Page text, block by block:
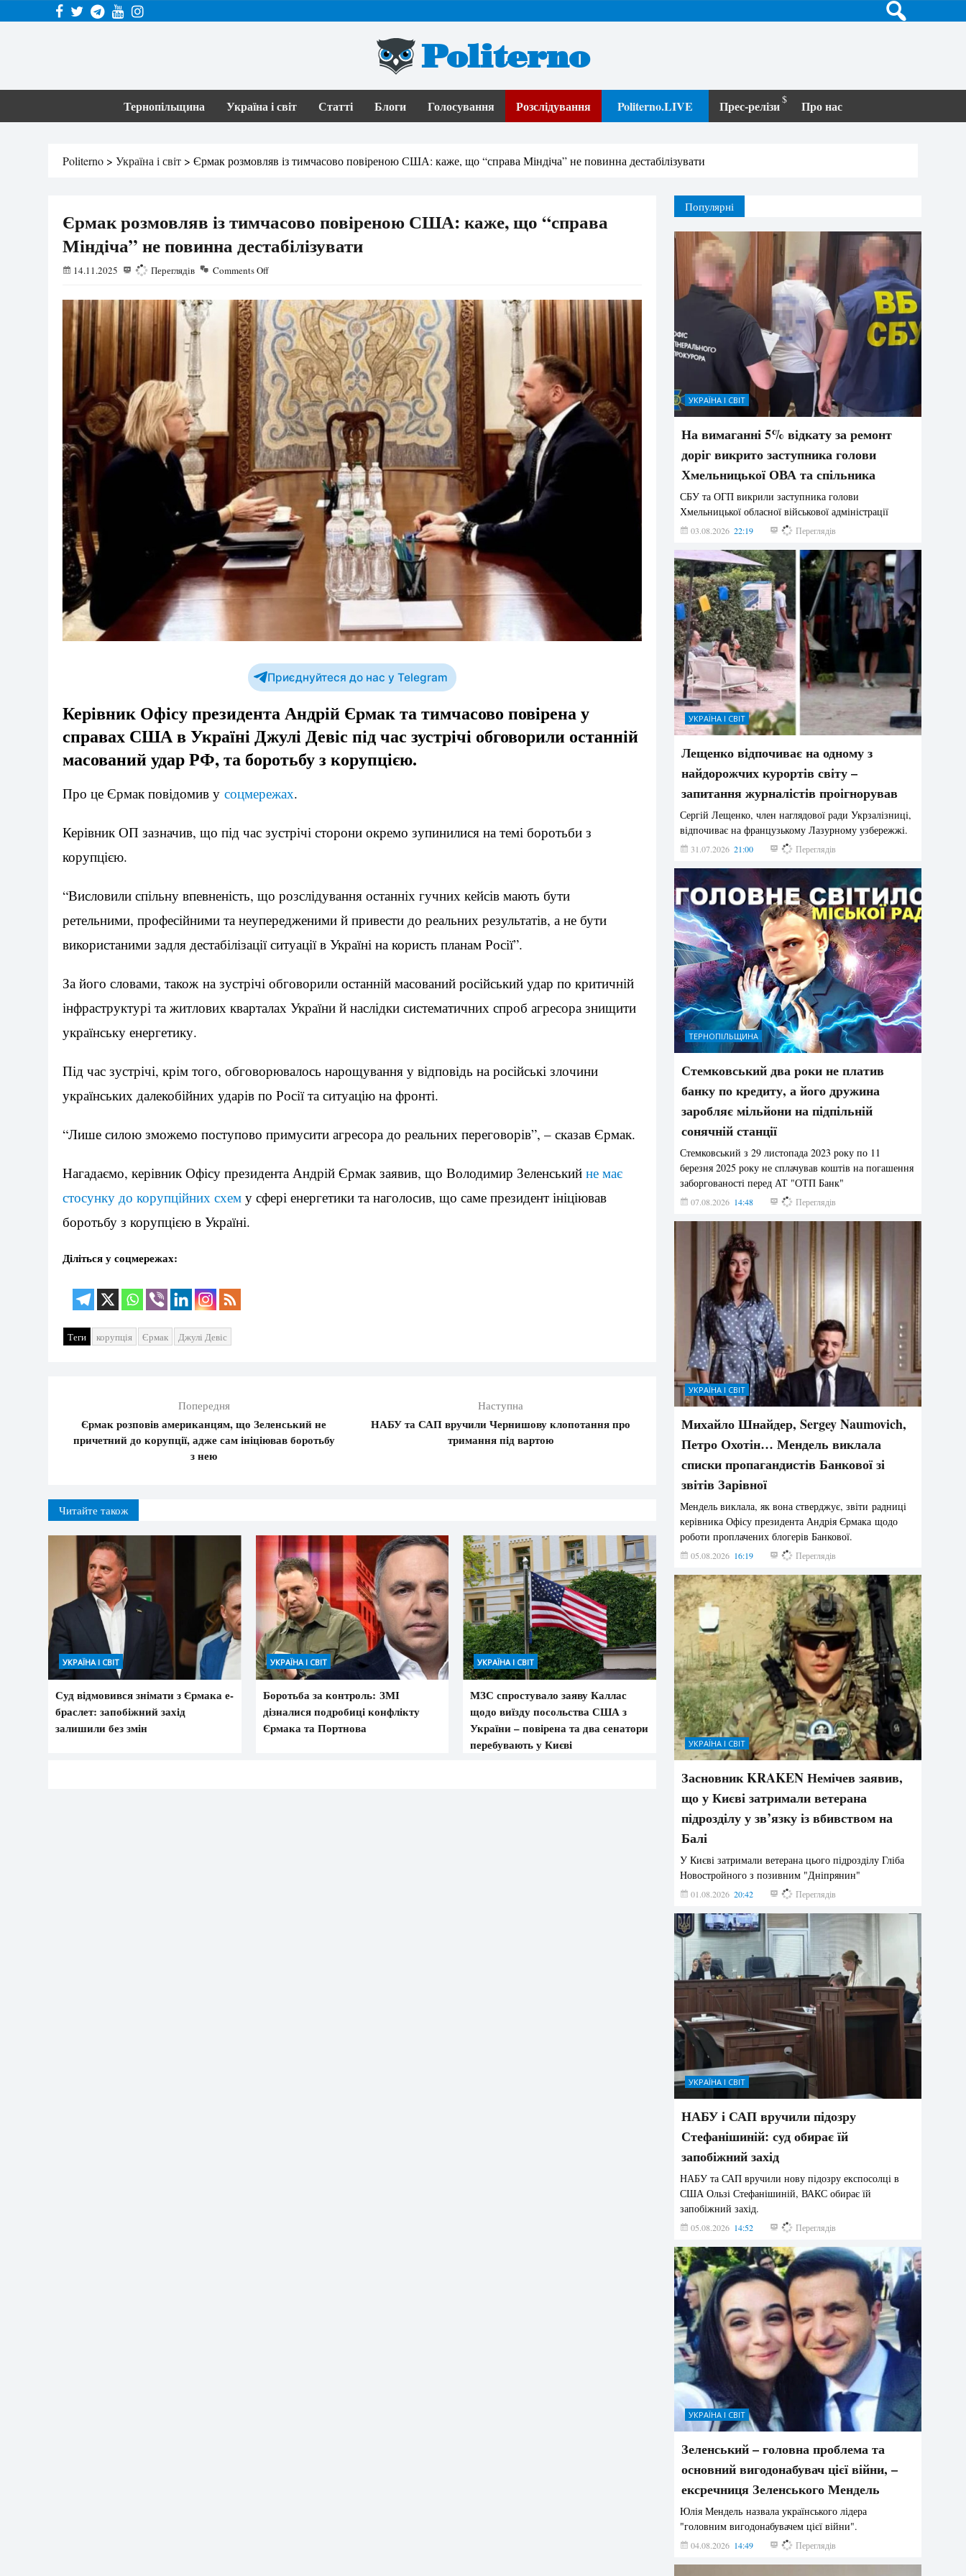
Politerno
Тернопільщина Україна і світ Статті Блоги Голосування Розслідування Politerno.LIVE Прес-релізи Про нас
Politerno > Україна і світ > Єрмак розмовляв із тимчасово повіреною США: каже, що “справа Міндіча” не повинна дестабілізувати
Єрмак розмовляв із тимчасово повіреною США: каже, що “справа
Міндіча” не повинна дестабілізувати
14.11.2025 772 Переглядів Comments Off
Приєднуйтеся до нас у Telegram
Керівник Офісу президента Андрій Єрмак та тимчасово повірена у
справах США в Україні Джулі Девіс під час зустрічі обговорили останній
масований удар РФ, та боротьбу з корупцією.
Про це Єрмак повідомив у соцмережах.
Керівник ОП зазначив, що під час зустрічі сторони окремо зупинилися на темі боротьби з
корупцією.
“Висловили спільну впевненість, що розслідування останніх гучних кейсів мають бути
ретельними, професійними та неупередженими й привести до реальних результатів, а не бути
використаними задля дестабілізації ситуації в Україні на користь планам Росії”.
За його словами, також на зустрічі обговорили останній масований російський удар по критичній
інфраструктурі та житлових кварталах України й наслідки систематичних спроб агресора знищити
українську енергетику.
Під час зустрічі, крім того, обговорювалось нарощування у відповідь на російські злочини
українських далекобійних ударів по Росії та ситуацію на фронті.
“Лише силою зможемо поступово примусити агресора до реальних переговорів”, – сказав Єрмак.
Нагадаємо, керівник Офісу президента Андрій Єрмак заявив, що Володимир Зеленський не має
стосунку до корупційних схем у сфері енергетики та наголосив, що саме президент ініціював
боротьбу з корупцією в Україні.
Діліться у соцмережах:
Теги корупція Єрмак Джулі Девіс
Попередня
Єрмак розповів американцям, що Зеленський не
причетний до корупції, адже сам ініціював боротьбу
з нею
Наступна
НАБУ та САП вручили Чернишову клопотання про
тримання під вартою
Читайте також
УКРАЇНА І СВІТ
Суд відмовився знімати з Єрмака е-
браслет: запобіжний захід
залишили без змін
УКРАЇНА І СВІТ
Боротьба за контроль: ЗМІ
дізналися подробиці конфлікту
Єрмака та Портнова
УКРАЇНА І СВІТ
МЗС спростувало заяву Каллас
щодо виїзду посольства США з
України – повірена та два сенатори
перебувають у Києві
Популярні
УКРАЇНА І СВІТ
На вимаганні 5% відкату за ремонт
доріг викрито заступника голови
Хмельницької ОВА та спільника
СБУ та ОГП викрили заступника голови
Хмельницької обласної військової адміністрації
03.08.2026 22:19 862 Переглядів
УКРАЇНА І СВІТ
Лещенко відпочиває на одному з
найдорожчих курортів світу –
запитання журналістів проігнорував
Сергій Лещенко, член наглядової ради Укрзалізниці,
відпочиває на французькому Лазурному узбережжі.
31.07.2026 21:00 223 Переглядів
ТЕРНОПІЛЬЩИНА
Стемковський два роки не платив
банку по кредиту, а його дружина
заробляє мільйони на підпільній
сонячній станції
Стемковський з 29 листопада 2023 року по 11
березня 2025 року не сплачував коштів на погашення
заборгованості перед АТ "ОТП Банк"
07.08.2026 14:48 220 Переглядів
УКРАЇНА І СВІТ
Михайло Шнайдер, Sergey Naumovich,
Петро Охотін… Мендель виклала
списки пропагандистів Банкової зі
звітів Зарівної
Мендель виклала, як вона стверджує, звіти радниці
керівника Офісу президента Андрія Єрмака щодо
роботи проплачених блогерів Банкової.
05.08.2026 16:19 216 Переглядів
УКРАЇНА І СВІТ
Засновник KRAKEN Немічев заявив,
що у Києві затримали ветерана
підрозділу у зв’язку із вбивством на
Балі
У Києві затримали ветерана цього підрозділу Гліба
Новостройного з позивним "Дніпрянин"
01.08.2026 20:42 189 Переглядів
УКРАЇНА І СВІТ
НАБУ і САП вручили підозру
Стефанішиній: суд обирає їй
запобіжний захід
НАБУ та САП вручили нову підозру експосолці в
США Ользі Стефанішиній, ВАКС обирає їй
запобіжний захід.
05.08.2026 14:52 152 Переглядів
УКРАЇНА І СВІТ
Зеленський – головна проблема та
основний вигодонабувач цієї війни, –
ексречниця Зеленського Мендель
Юлія Мендель назвала українського лідера
"головним вигодонабувачем цієї війни".
04.08.2026 14:49 145 Переглядів